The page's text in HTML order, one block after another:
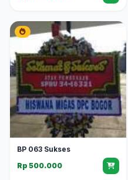
BP 063 Sukses
Rp 500.000